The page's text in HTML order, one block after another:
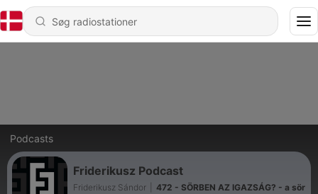
Podcasts
Friderikusz Podcast
Friderikusz Sándor
472 - SÖRBEN AZ IGAZSÁG? - a sör